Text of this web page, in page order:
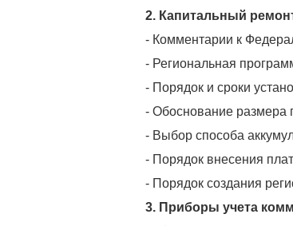
2. Капитальный
- Комментарии к
- Региональная
- Порядок и сроки
- Обоснование размера
- Выбор способа
- Порядок внесения
- Порядок создания
3. Приборы учета